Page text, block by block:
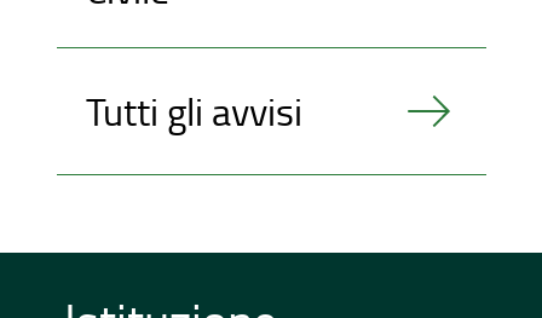
Tutti gli avvisi